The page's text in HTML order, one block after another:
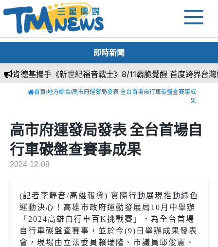
即時新聞
德基攜手《新世紀福音戰士》8/11霸脆覺醒 首度跨界台灣速
首頁/地方綜合/高市府運發局發表 全台首場自行車碳盤查賽事成
果
高市府運發局發表 全台首場自
行車碳盤查賽事成果
2024-12-09
(記者李靜音/高雄報導) 實際行動展現推動綠色
運動決心！高雄市政府運動發展局10月中舉辦
「2024高雄自行車百K挑戰賽」，為全台首場
自行車碳盤查賽事，並於今(9)日舉辦成果發表
會，現場由立法委員賴瑞隆、市議員邱俊憲、